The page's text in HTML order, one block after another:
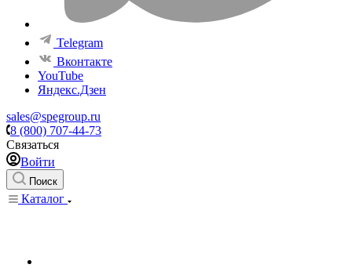
Telegram
Вконтакте
YouTube
Яндекс.Дзен
sales@spegroup.ru
8 (800) 707-44-73
Связаться
Войти
Поиск
Каталог